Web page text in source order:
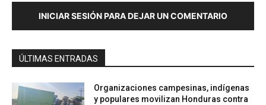
INICIAR SESIÓN PARA DEJAR UN COMENTARIO
ÚLTIMAS ENTRADAS
Organizaciones campesinas, indígenas
y populares movilizan Honduras contra